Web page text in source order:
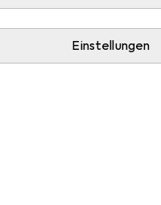
Einstellungen